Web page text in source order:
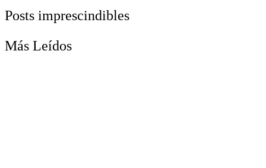
Posts imprescindibles
Más Leídos